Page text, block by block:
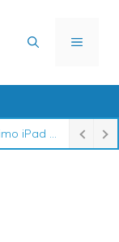
MENU
Apple sta lavorando al prossimo iPad 12 in queste settimane